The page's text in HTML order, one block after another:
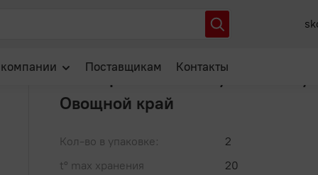
Поставщикам Контакты
Зел.горошек ГОСТ ж/б 3100мл /
Овощной край
Кол-во в упаковке:
2
t° max хранения
20